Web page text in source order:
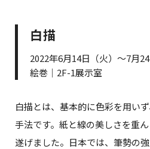
白描
2022年6月14日（火）～7月24
絵巻｜2F-1展示室
白描とは、基本的に色彩を用い
手法です。紙と線の美しさを重
遂げました。日本では、筆勢の